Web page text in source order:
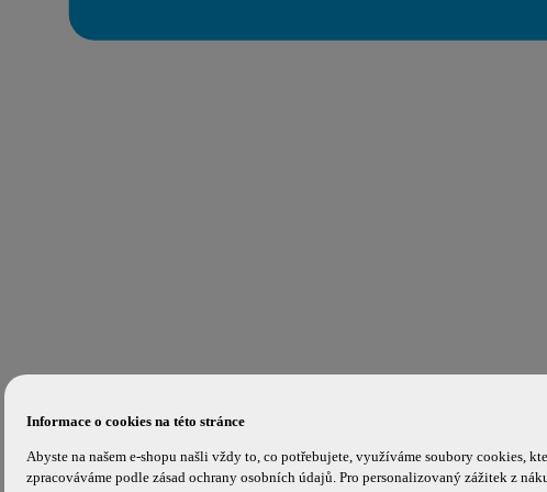
Informace o cookies na této stránce
Abyste na našem e-shopu našli vždy to, co potřebujete, využíváme soubory cookies,
zpracováváme podle zásad ochrany osobních údajů. Pro personalizovaný zážitek z